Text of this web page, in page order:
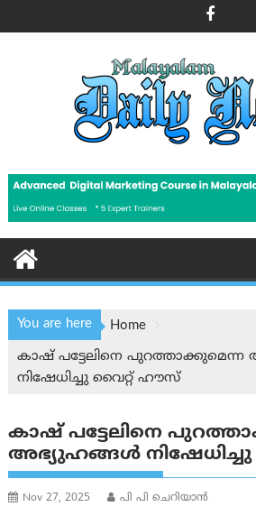
to
You are here
Home
കാഷ് പട്ടേലിനെ
നിഷേധിച്ചു വൈറ്റ് ഹൗസ്
കാഷ് പട്ടേലിനെ
അഭ്യുഹങ്ങൾ
Nov 27, 2025 പി പി ചെറിയാൻ